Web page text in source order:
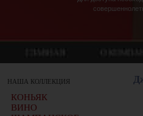
НАША КОЛЛЕКЦИЯ
КОНЬЯК
ВИНО